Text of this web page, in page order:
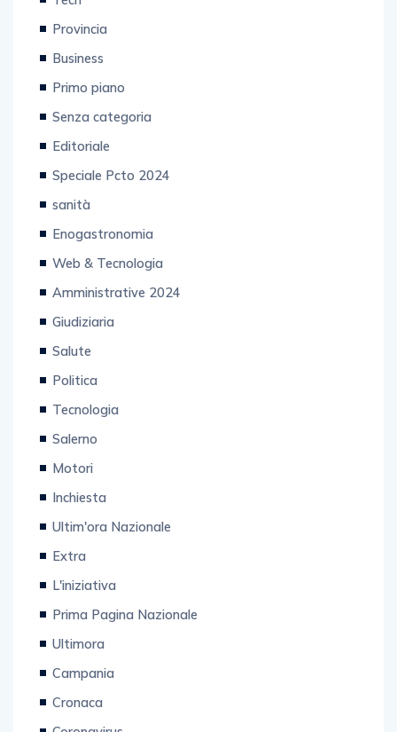
Provincia
Business
Primo piano
Senza categoria
Editoriale
Speciale Pcto 2024
sanità
Enogastronomia
Web & Tecnologia
Amministrative 2024
Giudiziaria
Salute
Politica
Tecnologia
Salerno
Motori
Inchiesta
Ultim'ora Nazionale
Extra
L'iniziativa
Prima Pagina Nazionale
Ultimora
Campania
Cronaca
Coronavirus